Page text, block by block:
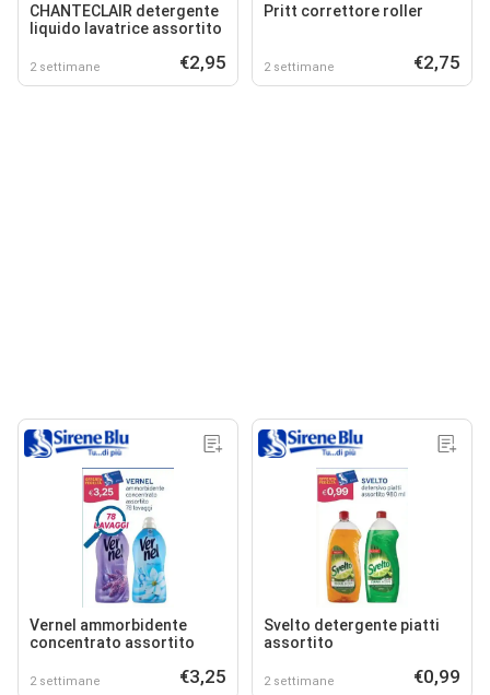
CHANTECLAIR detergente
liquido lavatrice assortito
2 settimane €2,95
Pritt correttore roller
2 settimane €2,75
Vernel ammorbidente
concentrato assortito
2 settimane €3,25
Svelto detergente piatti
assortito
2 settimane €0,99